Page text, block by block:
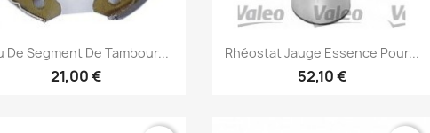
Aperçu rapide
De Segment De Tambour...
21,00 €
 Aperçu rapide
Rhéostat Jauge Essence Pour...
52,10 €